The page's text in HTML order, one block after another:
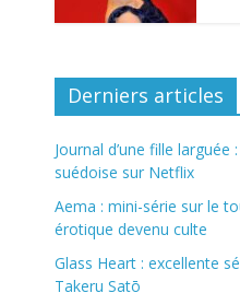
Derniers articles
Journal d’une fille larguée
suédoise sur Netflix
Aema : mini-série sur le
érotique devenu culte
Glass Heart : excellente
Takeru Satō